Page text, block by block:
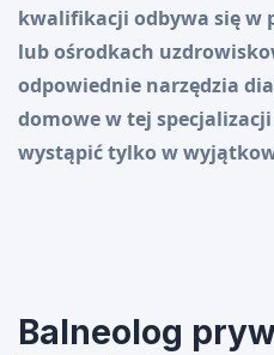
kwalifikacji odbywa się w
lub ośrodkach
odpowiednie narzędzia
domowe w tej
wystąpić tylko w
Balneolog